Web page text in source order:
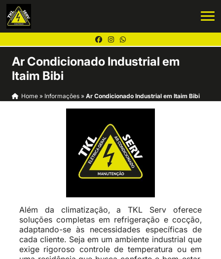
Ar Condicionado Industrial em
Itaim Bibi
Home» Informações » Ar Condicionado Industrial em Itaim Bibi
Além da climatização, a TKL Serv oferece
soluções completas em refrigeração e cocção,
adaptando-se às necessidades específicas de
cada cliente. Seja em um ambiente industrial que
exige rigoroso controle de temperatura ou em